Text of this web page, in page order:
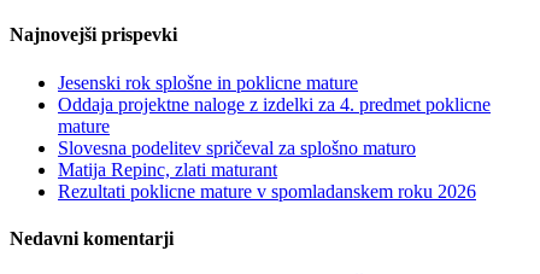
Najnovejši prispevki
Jesenski rok splošne in poklicne mature
Oddaja projektne naloge z izdelki za 4. predmet poklicne
mature
Slovesna podelitev spričeval za splošno maturo
Matija Repinc, zlati maturant
Rezultati poklicne mature v spomladanskem roku 2026
Nedavni komentarji